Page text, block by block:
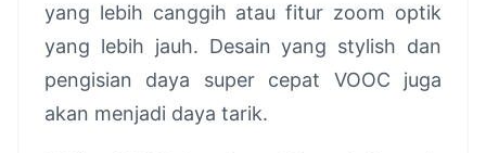
yang lebih canggih atau fitur zoom optik
yang lebih jauh. Desain yang stylish dan
pengisian daya super cepat VOOC juga
akan menjadi daya tarik.